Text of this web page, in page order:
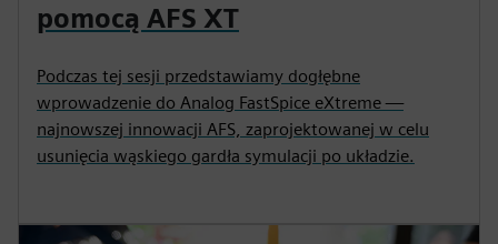
pomocą AFS XT
Podczas tej sesji przedstawiamy dogłębne
wprowadzenie do Analog FastSpice eXtreme —
najnowszej innowacji AFS, zaprojektowanej w celu
usunięcia wąskiego gardła symulacji po układzie.